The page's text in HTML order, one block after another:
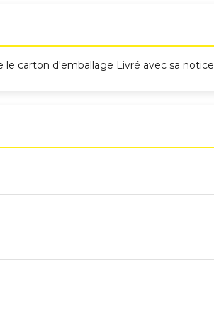
le carton d'emballage Livré avec sa notice